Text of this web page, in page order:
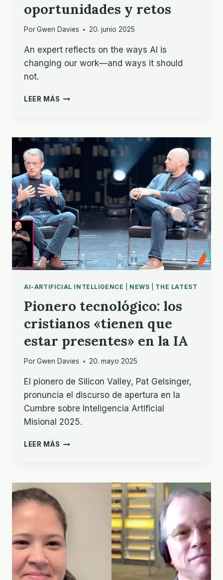
oportunidades y retos
PorGwen Davies 20. junio 2025
An expert reflects on the ways AI is
changing our work—and ways it should
not.
LEER MÁS EL
IA
EN
TRADUCCIÓN
DE
LA
BIBLIA:
OPORTUNIDADES
Y
RETOS
AI-ARTIFICIAL INTELLIGENCE NEWS THE LATEST
Pionero tecnológico: los
cristianos «tienen que
estar presentes» en la IA
PorGwen Davies 20. mayo 2025
El pionero de Silicon Valley, Pat Gelsinger,
pronuncia el discurso de apertura en la
Cumbre sobre Inteligencia Artificial
Misional 2025.
LEER MÁS PIONERO
«TIENEN
ESTAR
PRESENTES»
EN
LA
IA